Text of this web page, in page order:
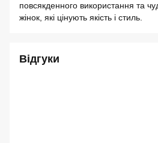
повсякденного використання та
жінок, які цінують якість і стиль.
Відгуки